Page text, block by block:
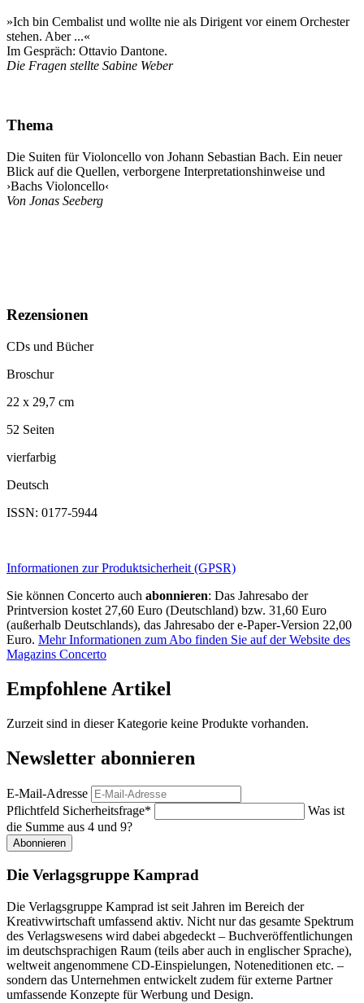
»Ich bin Cembalist und wollte nie als Dirigent vor einem Orchester
stehen. Aber ...«
Im Gespräch: Ottavio Dantone.
Die Fragen stellte Sabine Weber
Thema
Die Suiten für Violoncello von Johann Sebastian Bach. Ein neuer
Blick auf die Quellen, verborgene Interpretationshinweise und
›Bachs Violoncello‹
Von Jonas Seeberg
Rezensionen
CDs und Bücher
Broschur
22 x 29,7 cm
52 Seiten
vierfarbig
Deutsch
ISSN: 0177-5944
Informationen zur Produktsicherheit (GPSR)
Sie können Concerto auch abonnieren: Das Jahresabo der
Printversion kostet 27,60 Euro (Deutschland) bzw. 31,60 Euro
(außerhalb Deutschlands), das Jahresabo der e-Paper-Version 22,00
Euro. Mehr Informationen zum Abo finden Sie auf der Website des
Magazins Concerto
Empfohlene Artikel
Zurzeit sind in dieser Kategorie keine Produkte vorhanden.
Newsletter abonnieren
E-Mail-Adresse
Pflichtfeld Sicherheitsfrage*
Was ist
die Summe aus 4 und 9?
Abonnieren
Die Verlagsgruppe Kamprad
Die Verlagsgruppe Kamprad ist seit Jahren im Bereich der
Kreativwirtschaft umfassend aktiv. Nicht nur das gesamte Spektrum
des Verlagswesens wird dabei abgedeckt – Buchveröffentlichungen
im deutschsprachigen Raum (teils aber auch in englischer Sprache),
weltweit angenommene CD-Einspielungen, Noteneditionen etc. –
sondern das Unternehmen entwickelt zudem für externe Partner
umfassende Konzepte für Werbung und Design.